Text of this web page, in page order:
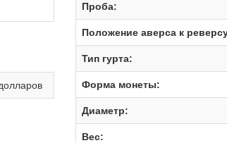
Проба:
Положение аверса к
Тип гурта:
Форма монеты:
Диаметр:
Вес: